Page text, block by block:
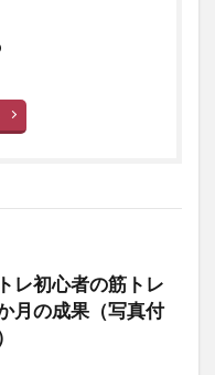
レ初心者の筋トレ
月の成果（写真付